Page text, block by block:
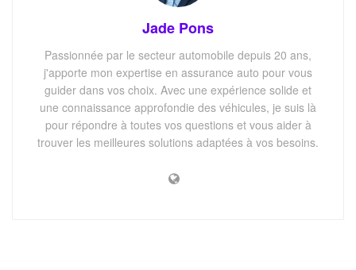
Jade Pons
Passionnée par le secteur automobile depuis 20 ans,
j'apporte mon expertise en assurance auto pour vous
guider dans vos choix. Avec une expérience solide et
une connaissance approfondie des véhicules, je suis là
pour répondre à toutes vos questions et vous aider à
trouver les meilleures solutions adaptées à vos besoins.